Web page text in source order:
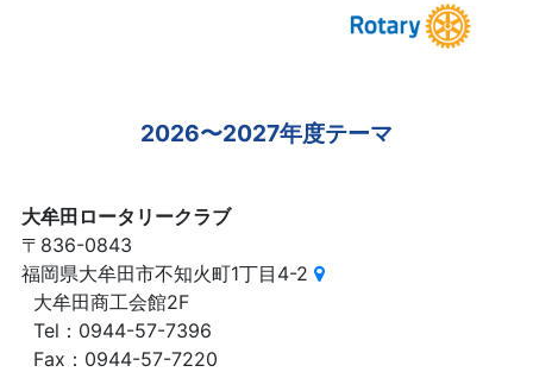
2026〜2027年度テーマ
大牟田ロータリークラブ
〒836-0843
福岡県大牟田市不知火町1丁目4-2
大牟田商工会館2F
Tel：0944-57-7396
Fax：0944-57-7220